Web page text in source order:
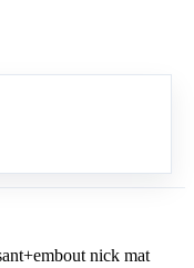
nick mat